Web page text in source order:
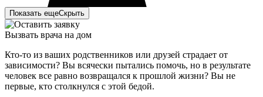
Показать ещеСкрыть
Вызвать врача на дом
Кто-то из ваших родственников или друзей страдает от
зависимости? Вы всячески пытались помочь, но в результате
человек все равно возвращался к прошлой жизни? Вы не
первые, кто столкнулся с этой бедой.